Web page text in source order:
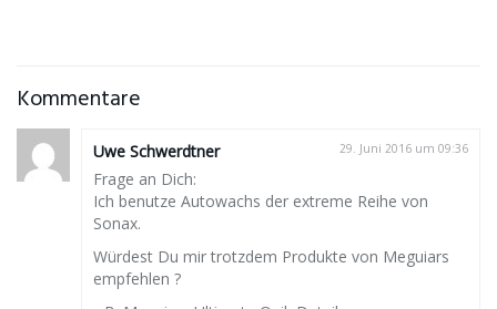
Kommentare
Uwe Schwerdtner 29. Juni 2016 um 09:36
Frage an Dich:
Ich benutze Autowachs der extreme Reihe von
Sonax.
Würdest Du mir trotzdem Produkte von Meguiars
empfehlen ?